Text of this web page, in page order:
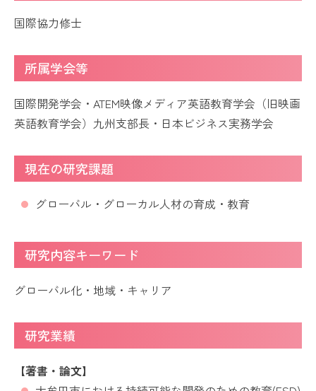
国際協力修士
所属学会等
国際開発学会・ATEM映像メディア英語教育学会（旧映画
英語教育学会）九州支部長・日本ビジネス実務学会
現在の研究課題
グローバル・グローカル人材の育成・教育
研究内容キーワード
グローバル化・地域・キャリア
研究業績
【著書・論文】